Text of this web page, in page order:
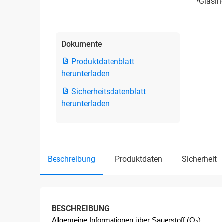
Dokumente
Produktdatenblatt
herunterladen
Sicherheitsdatenblatt
herunterladen
beschreibung produktdaten sicherheit
BESCHREIBUNG
Allgemeine Informationen über Sauerstoff (O₂)